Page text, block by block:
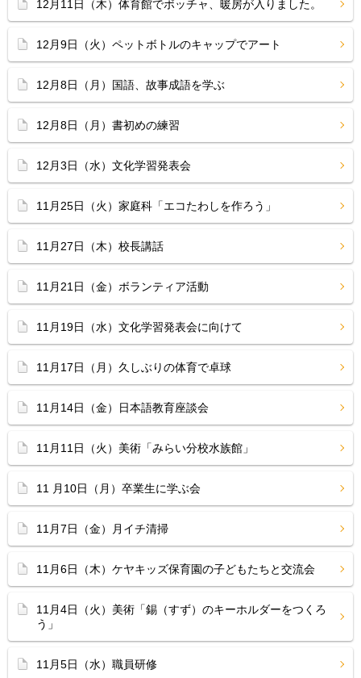
12月11日（木）体育館でボッチャ、暖房が入りました。
12月9日（火）ペットボトルのキャップでアート
12月8日（月）国語、故事成語を学ぶ
12月8日（月）書初めの練習
12月3日（水）文化学習発表会
11月25日（火）家庭科「エコたわしを作ろう」
11月27日（木）校長講話
11月21日（金）ボランティア活動
11月19日（水）文化学習発表会に向けて
11月17日（月）久しぶりの体育で卓球
11月14日（金）日本語教育座談会
11月11日（火）美術「みらい分校水族館」
11 月10日（月）卒業生に学ぶ会
11月7日（金）月イチ清掃
11月6日（木）ケヤキッズ保育園の子どもたちと交流会
11月4日（火）美術「錫（すず）のキーホルダーをつくろ
う」
11月5日（水）職員研修